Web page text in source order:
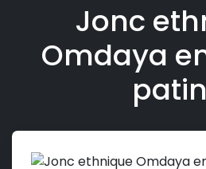
Jonc
Omdaya